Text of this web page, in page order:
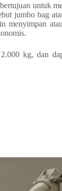
untuk
jumbo bag
menyimpan
kg, dan